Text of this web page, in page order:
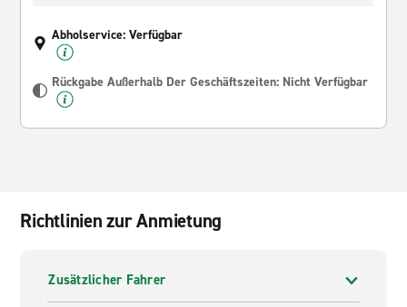
Abholservice: Verfügbar
Rückgabe Außerhalb Der Geschäftszeiten: Nicht Verfügbar
Richtlinien zur Anmietung
Zusätzlicher Fahrer